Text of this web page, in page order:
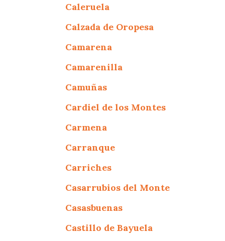
Caleruela
Calzada de Oropesa
Camarena
Camarenilla
Camuñas
Cardiel de los Montes
Carmena
Carranque
Carriches
Casarrubios del Monte
Casasbuenas
Castillo de Bayuela